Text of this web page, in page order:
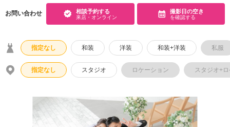
アクセス/TEL スタジオトップ
お問い合わせ 相談予約する
来店・オンライン
撮影日の空き
を確認する
指定なし 和装 洋装 和装+洋装 私服
指定なし スタジオ ロケーション スタジオ+